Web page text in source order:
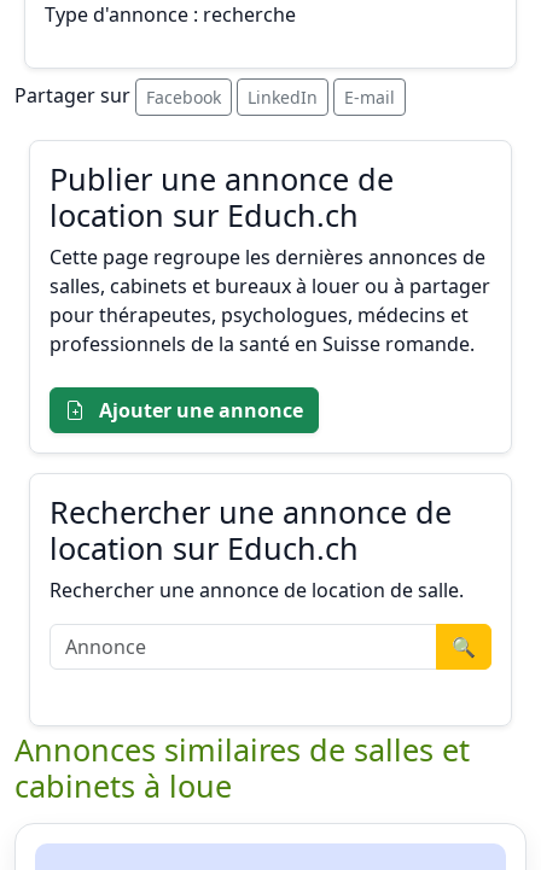
Type d'annonce : recherche
Partager sur Facebook LinkedIn E-mail
Publier une annonce de
location sur Educh.ch
Cette page regroupe les dernières annonces de
salles, cabinets et bureaux à louer ou à partager
pour thérapeutes, psychologues, médecins et
professionnels de la santé en Suisse romande.
Ajouter une annonce
Rechercher une annonce de
location sur Educh.ch
Rechercher une annonce de location de salle.
🔍
Annonces similaires de salles et
cabinets à loue